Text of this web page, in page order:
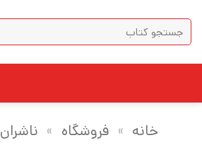
content
جستجو
برای:
خانه » فروشگاه » ناشران